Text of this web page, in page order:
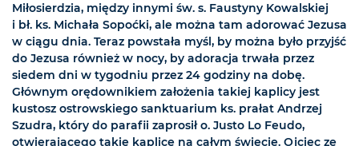
Miłosierdzia, między innymi św. s. Faustyny Kowalskiej
i bł. ks. Michała Sopoćki, ale można tam adorować Jezusa
w ciągu dnia. Teraz powstała myśl, by można było przyjść
do Jezusa również w nocy, by adoracja trwała przez
siedem dni w tygodniu przez 24 godziny na dobę.
Głównym orędownikiem założenia takiej kaplicy jest
kustosz ostrowskiego sanktuarium ks. prałat Andrzej
Szudra, który do parafii zaprosił o. Justo Lo Feudo,
otwierającego takie kaplice na całym świecie. Ojciec ze